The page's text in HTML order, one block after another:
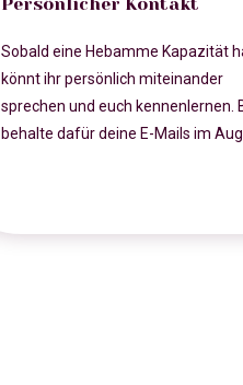
Persönlicher Kontakt
Sobald eine Hebamme Kapazität
könnt ihr persönlich miteinander
sprechen und euch kennenlernen.
behalte dafür deine E-Mails im